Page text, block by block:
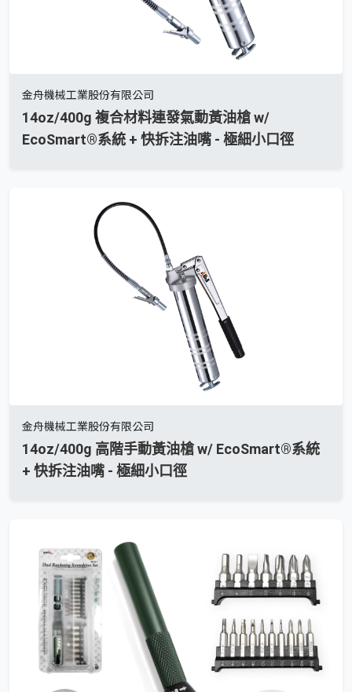
金舟機械工業股份有限公司
14oz/400g 複合材料連發氣動黃油槍 w/
EcoSmart®系統 + 快拆注油嘴 - 極細小口徑
金舟機械工業股份有限公司
14oz/400g 高階手動黃油槍 w/ EcoSmart®系統
+ 快拆注油嘴 - 極細小口徑